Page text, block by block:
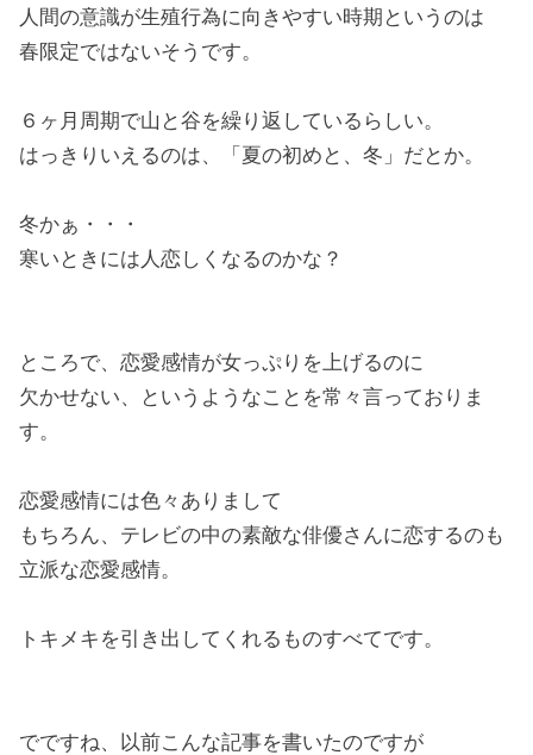
人間の意識が生殖行為に向きやすい時期というのは
春限定ではないそうです。
６ヶ月周期で山と谷を繰り返しているらしい。
はっきりいえるのは、「夏の初めと、冬」だとか。
冬かぁ・・・
寒いときには人恋しくなるのかな？
ところで、恋愛感情が女っぷりを上げるのに
欠かせない、というようなことを常々言っておりま
す。
恋愛感情には色々ありまして
もちろん、テレビの中の素敵な俳優さんに恋するのも
立派な恋愛感情。
トキメキを引き出してくれるものすべてです。
でですね、以前こんな記事を書いたのですが